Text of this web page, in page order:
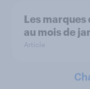
Les
au mois de
Article